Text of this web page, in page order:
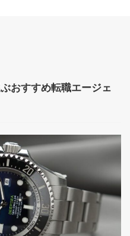
おすすめ転職エージェ